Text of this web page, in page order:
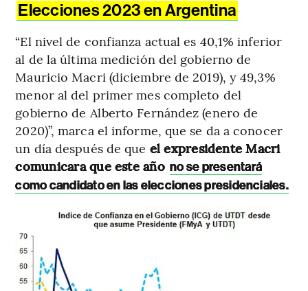
Elecciones 2023 en Argentina
“El nivel de confianza actual es 40,1% inferior
al de la última medición del gobierno de
Mauricio Macri (diciembre de 2019), y 49,3%
menor al del primer mes completo del
gobierno de Alberto Fernández (enero de
2020)”, marca el informe, que se da a conocer
un día después de que el expresidente Macri
comunicara que este año no se presentará
como candidato en las elecciones presidenciales.